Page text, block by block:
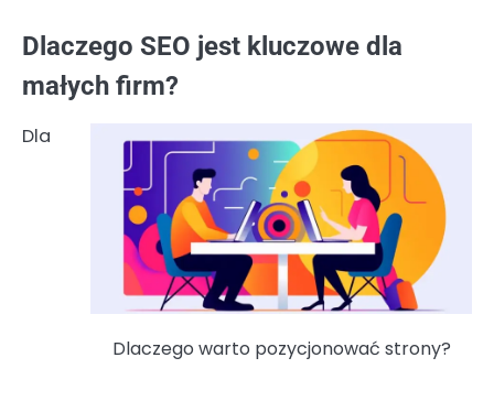
Dlaczego SEO jest kluczowe dla
małych firm?
Dlaczego warto pozycjonować strony?
Dla